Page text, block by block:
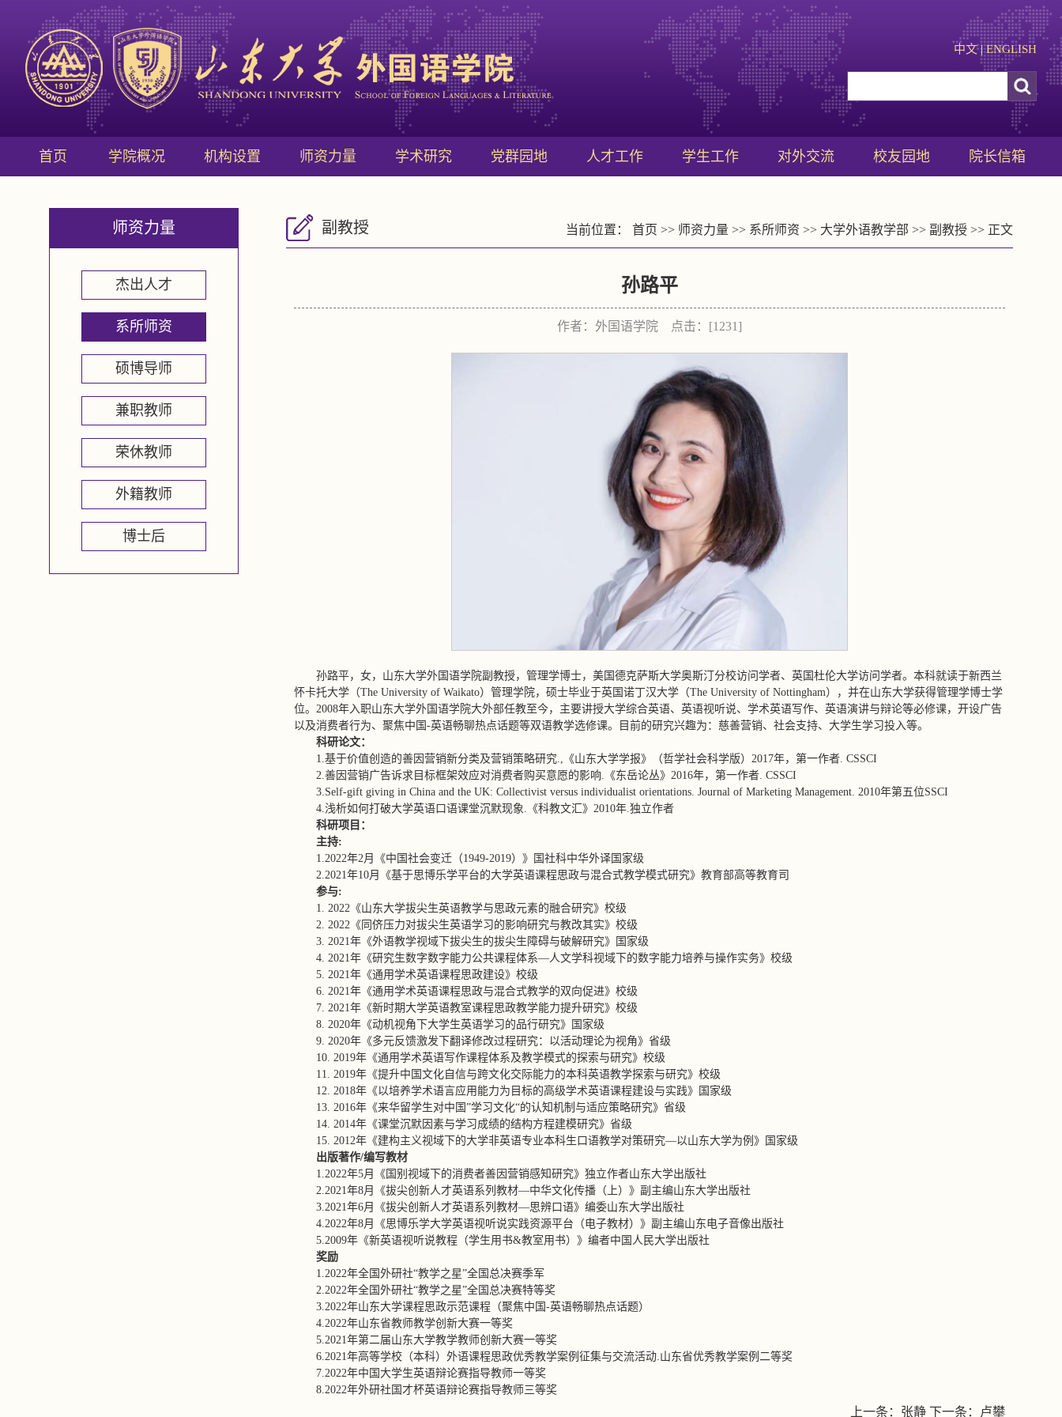
中文|ENGLISH
首页 学院概况 机构设置 师资力量 学术研究 党群园地 人才工作 学生工作 对外交流 校友园地 院长信箱
师资力量
杰出人才
系所师资
硕博导师
兼职教师
荣休教师
外籍教师
博士后
副教授 当前位置： 首页 >> 师资力量 >> 系所师资 >> 大学外语教学部 >> 副教授 >> 正文
孙路平
作者：外国语学院 点击：[1231]
孙路平，女，山东大学外国语学院副教授，管理学博士，美国德克萨斯大学奥斯汀分校访问学者、英国杜伦大学访问学者。本科就读于新西兰
怀卡托大学（The University of Waikato）管理学院，硕士毕业于英国诺丁汉大学（The University of Nottingham），并在山东大学获得管理学博士学
位。2008年入职山东大学外国语学院大外部任教至今，主要讲授大学综合英语、英语视听说、学术英语写作、英语演讲与辩论等必修课，开设广告
以及消费者行为、聚焦中国-英语畅聊热点话题等双语教学选修课。目前的研究兴趣为：慈善营销、社会支持、大学生学习投入等。
科研论文：
1.基于价值创造的善因营销新分类及营销策略研究.,《山东大学学报》（哲学社会科学版）2017年，第一作者. CSSCI
2.善因营销广告诉求目标框架效应对消费者购买意愿的影响.《东岳论丛》2016年，第一作者. CSSCI
3.Self-gift giving in China and the UK: Collectivist versus individualist orientations. Journal of Marketing Management. 2010年第五位SSCI
4.浅析如何打破大学英语口语课堂沉默现象.《科教文汇》2010年.独立作者
科研项目：
主持:
1.2022年2月《中国社会变迁（1949-2019）》国社科中华外译国家级
2.2021年10月《基于思博乐学平台的大学英语课程思政与混合式教学模式研究》教育部高等教育司
参与:
1. 2022《山东大学拔尖生英语教学与思政元素的融合研究》校级
2. 2022《同侪压力对拔尖生英语学习的影响研究与教改其实》校级
3. 2021年《外语教学视域下拔尖生的拔尖生障碍与破解研究》国家级
4. 2021年《研究生数字数字能力公共课程体系—人文学科视域下的数字能力培养与操作实务》校级
5. 2021年《通用学术英语课程思政建设》校级
6. 2021年《通用学术英语课程思政与混合式教学的双向促进》校级
7. 2021年《新时期大学英语教室课程思政教学能力提升研究》校级
8. 2020年《动机视角下大学生英语学习的品行研究》国家级
9. 2020年《多元反馈激发下翻译修改过程研究：以活动理论为视角》省级
10. 2019年《通用学术英语写作课程体系及教学模式的探索与研究》校级
11. 2019年《提升中国文化自信与跨文化交际能力的本科英语教学探索与研究》校级
12. 2018年《以培养学术语言应用能力为目标的高级学术英语课程建设与实践》国家级
13. 2016年《来华留学生对中国”学习文化“的认知机制与适应策略研究》省级
14. 2014年《课堂沉默因素与学习成绩的结构方程建模研究》省级
15. 2012年《建构主义视域下的大学非英语专业本科生口语教学对策研究—以山东大学为例》国家级
出版著作/编写教材
1.2022年5月《国别视域下的消费者善因营销感知研究》独立作者山东大学出版社
2.2021年8月《拔尖创新人才英语系列教材—中华文化传播（上）》副主编山东大学出版社
3.2021年6月《拔尖创新人才英语系列教材—思辨口语》编委山东大学出版社
4.2022年8月《思博乐学大学英语视听说实践资源平台（电子教材）》副主编山东电子音像出版社
5.2009年《新英语视听说教程（学生用书&教室用书）》编者中国人民大学出版社
奖励
1.2022年全国外研社“教学之星”全国总决赛季军
2.2022年全国外研社“教学之星”全国总决赛特等奖
3.2022年山东大学课程思政示范课程（聚焦中国-英语畅聊热点话题）
4.2022年山东省教师教学创新大赛一等奖
5.2021年第二届山东大学教学教师创新大赛一等奖
6.2021年高等学校（本科）外语课程思政优秀教学案例征集与交流活动.山东省优秀教学案例二等奖
7.2022年中国大学生英语辩论赛指导教师一等奖
8.2022年外研社国才杯英语辩论赛指导教师三等奖
上一条： 张静 下一条： 卢攀